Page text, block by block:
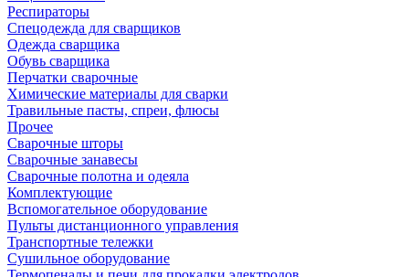
Респираторы
Спецодежда для сварщиков
Одежда сварщика
Обувь сварщика
Перчатки сварочные
Химические материалы для сварки
Травильные пасты, спреи, флюсы
Прочее
Сварочные шторы
Сварочные занавесы
Сварочные полотна и одеяла
Комплектующие
Вспомогательное оборудование
Пульты дистанционного управления
Транспортные тележки
Сушильное оборудование